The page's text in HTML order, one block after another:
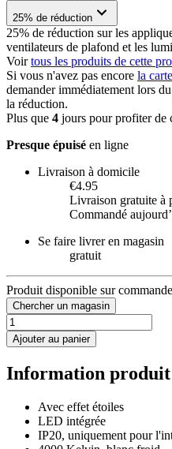
25% de réduction
25% de réduction sur les
ventilateurs de plafond et les
Voirtous les produits de cette
Si vous n'avez pas encore la
demander immédiatement lors
la réduction.
Plus que 4 jours pour profiter de
Presque épuisé en ligne
Livraison à domicile
€4.95
Livraison gratuite à
Commandé
Se faire livrer en magasin
gratuit
Produit disponible sur
Chercher un magasin
Ajouter au panier
Information produit
Avec effet étoiles
LED intégrée
IP20, uniquement pour